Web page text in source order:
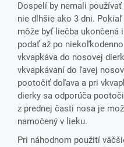
Dospelí by nemali
nie dlhšie ako 3 dni.
môže byť liečba ukončená
podať až po
vkvapkáva do nosovej
vkvapkávaní do ľavej
pootočiť doľava a pri
dierky sa odporúča
z prednej časti nosa je
namočený v lieku.
Pri náhodnom použití